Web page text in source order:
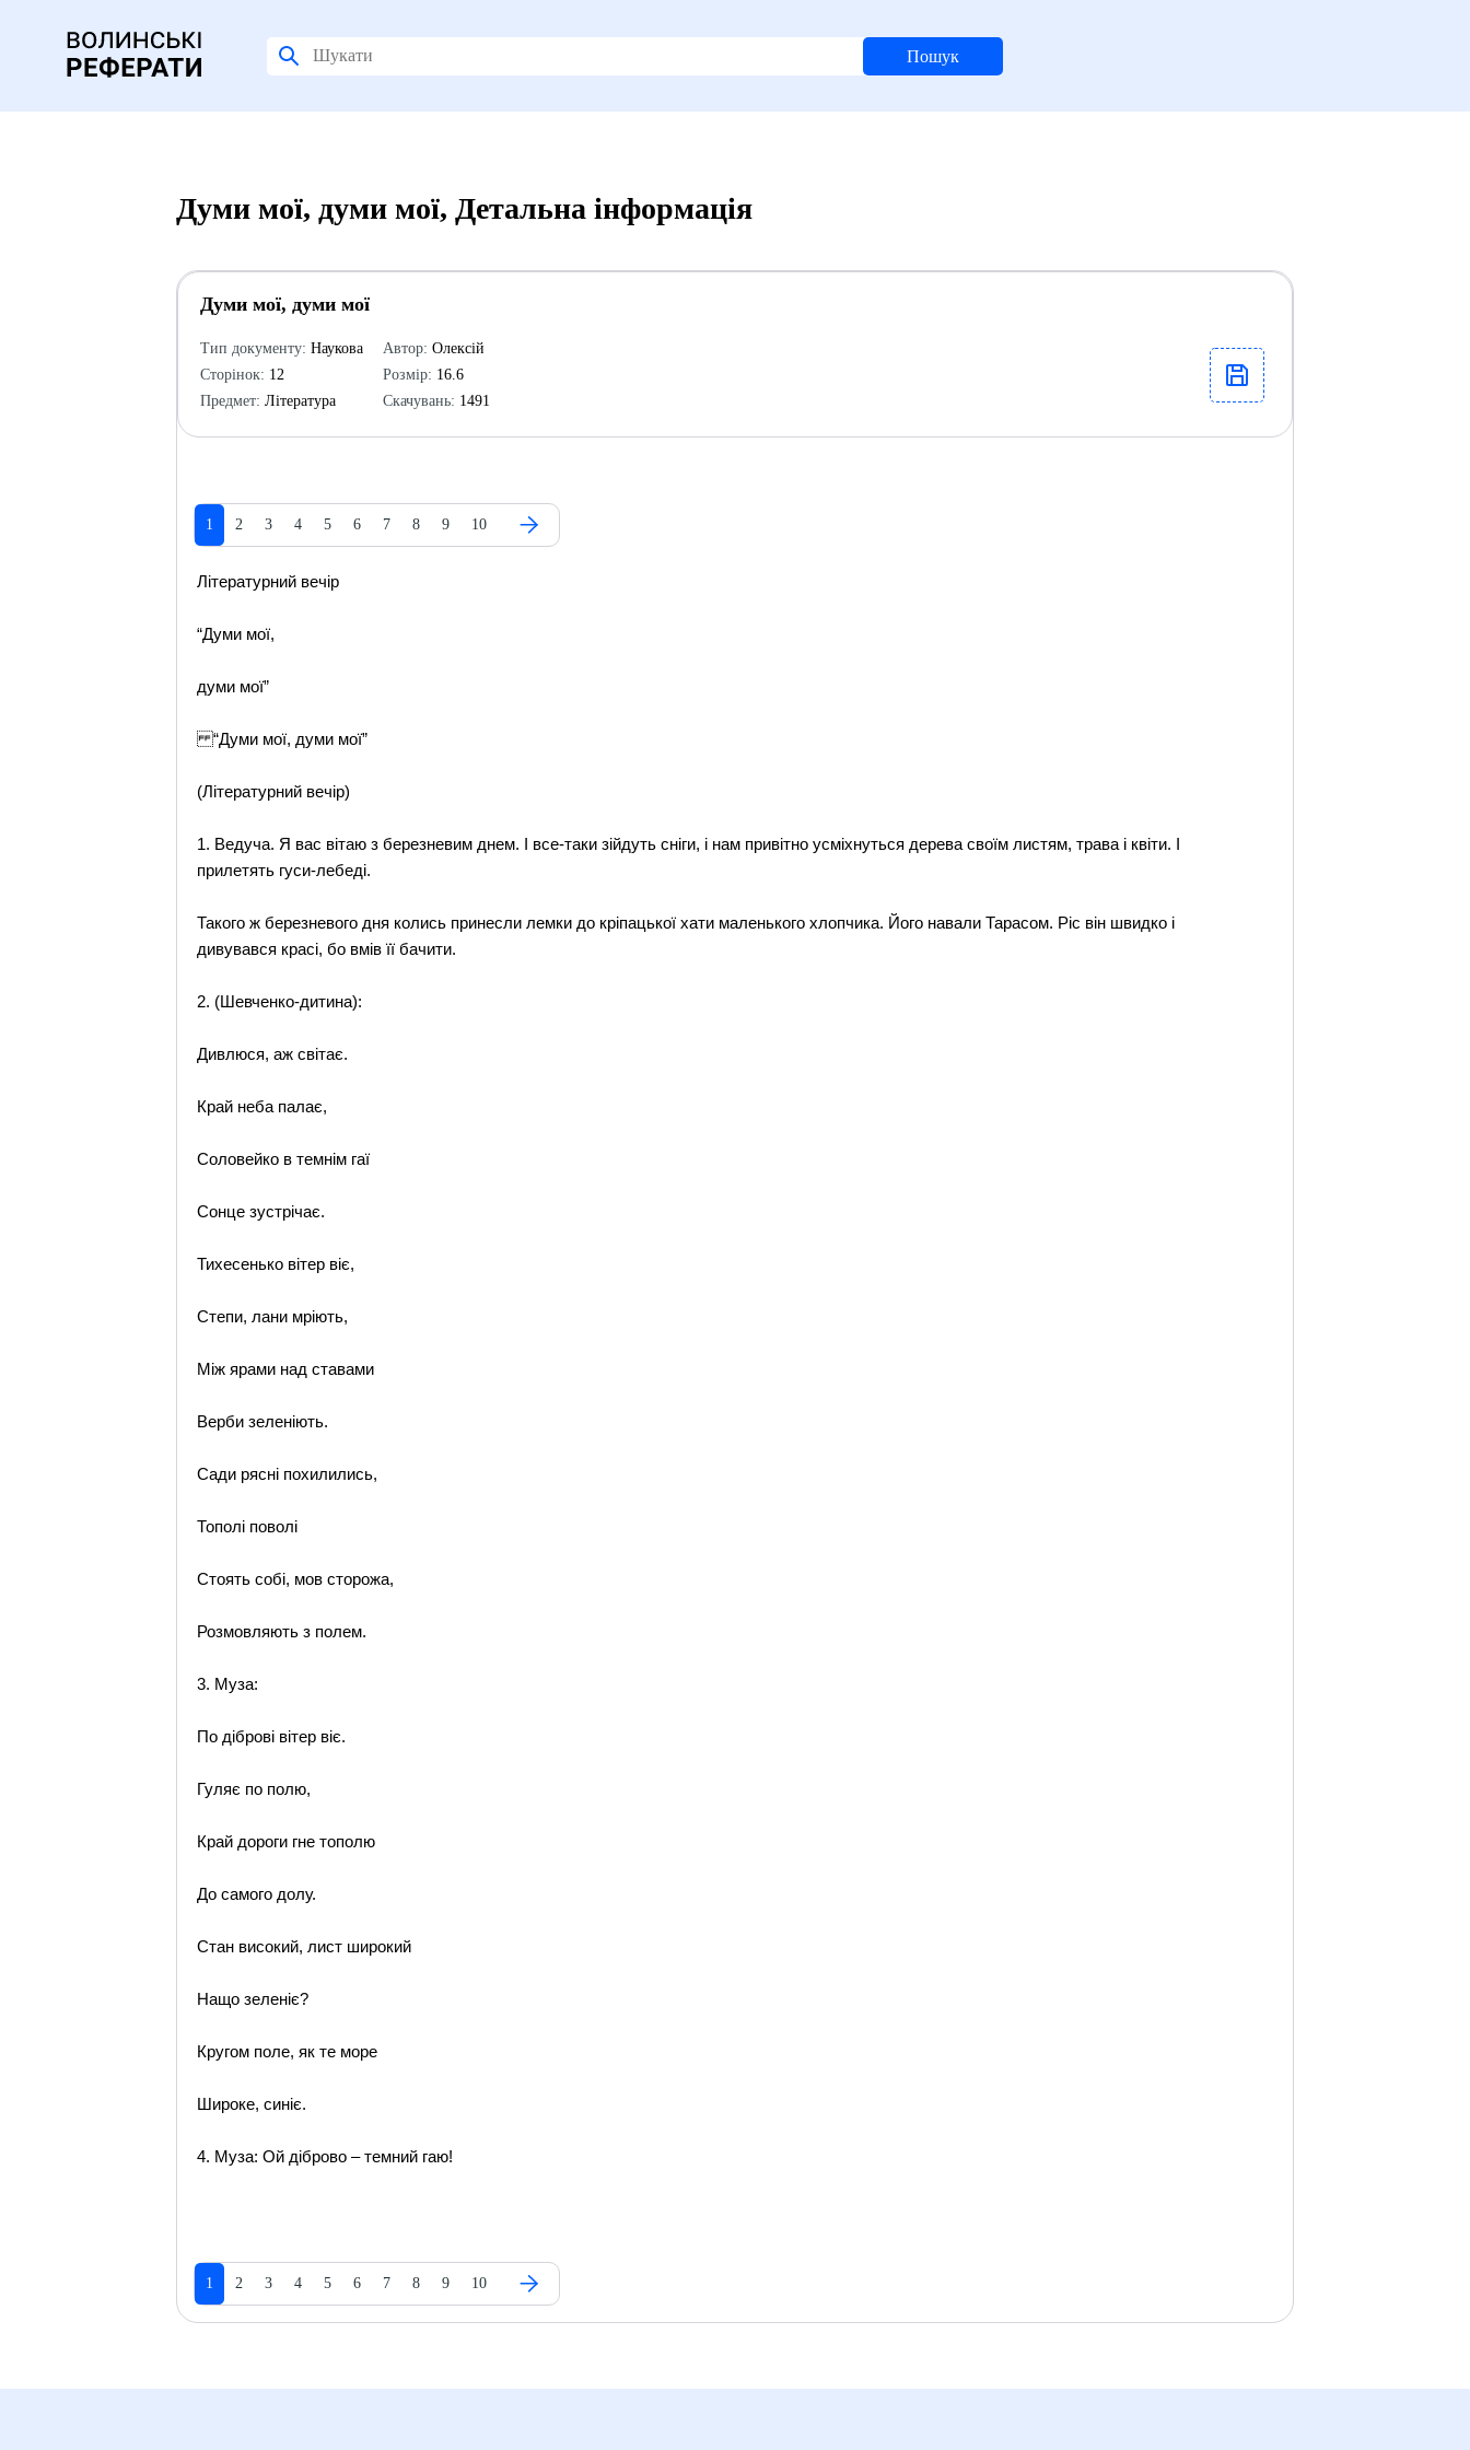
Пошук
Думи мої, думи мої, Детальна інформація
Думи мої, думи мої
Тип документу: Наукова
Сторінок: 12
Предмет: Література
Автор: Олексій
Розмір: 16.6
Скачувань: 1491
1 2 3 4 5 6 7 8 9 10
Літературний вечір
“Думи мої,
думи мої”
“Думи мої, думи мої”
(Літературний вечір)
1. Ведуча. Я вас вітаю з березневим днем. І все-таки зійдуть сніги, і нам привітно усміхнуться дерева своїм листям, трава і квіти. І
прилетять гуси-лебеді.
Такого ж березневого дня колись принесли лемки до кріпацької хати маленького хлопчика. Його навали Тарасом. Ріс він швидко і
дивувався красі, бо вмів її бачити.
2. (Шевченко-дитина):
Дивлюся, аж світає.
Край неба палає,
Соловейко в темнім гаї
Сонце зустрічає.
Тихесенько вітер віє,
Степи, лани мріють,
Між ярами над ставами
Верби зеленіють.
Сади рясні похилились,
Тополі поволі
Стоять собі, мов сторожа,
Розмовляють з полем.
3. Муза:
По діброві вітер віє.
Гуляє по полю,
Край дороги гне тополю
До самого долу.
Стан високий, лист широкий
Нащо зеленіє?
Кругом поле, як те море
Широке, синіє.
4. Муза: Ой діброво – темний гаю!
1 2 3 4 5 6 7 8 9 10